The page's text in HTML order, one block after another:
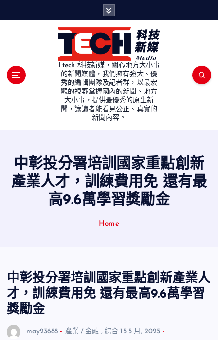
I tech 科技新媒，關心地方大小事
的新聞媒體，我們擁有強大、優
秀的編輯團隊及記者群，以最宏
觀的視野掌握國內的新聞、地方
大小事，提供最優秀的原生新
聞，讓讀者能看見公正、真實的
新聞內容。
中彰投分署培訓國家重點創新
產業人才，訓練費用免 還有最
高9.6萬學習獎勵金
Home
中彰投分署培訓國家重點創新產業人
才，訓練費用免 還有最高9.6萬學習
獎勵金
may23688 產業 / 金融 , 綜合 15 5 月, 2025